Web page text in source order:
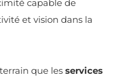
capable de
et vision dans la
que les services